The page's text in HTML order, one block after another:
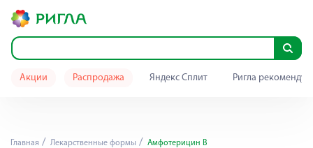
Акции Распродажа Яндекс Сплит Ригла
Главная Лекарственные формы Амфотерицин В